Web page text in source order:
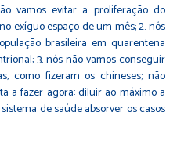
vamos evitar a proliferação do
exíguo espaço de um mês; 2. nós
brasileira em quarentena
3. nós não vamos conseguir
como fizeram os chineses; não
a fazer agora: diluir ao máximo a
de saúde absorver os casos